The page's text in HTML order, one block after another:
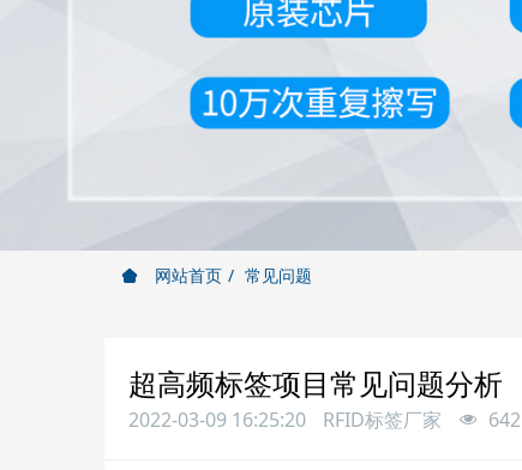
网站首页 常见问题
超高频标签项目常见问题分析
2022-03-09 16:25:20 RFID标签厂家 642